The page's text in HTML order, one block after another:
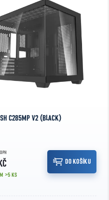
C285MP V2 (BLACK)
>5 KS
DO KOŠÍKU